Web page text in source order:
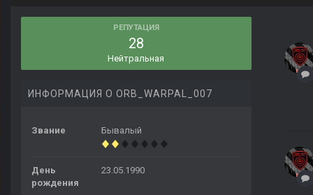
РЕПУТАЦИЯ
28
Нейтральная
ИНФОРМАЦИЯ О ORB_WARPAL_007
Звание Бывалый
День
рождения
23.05.1990